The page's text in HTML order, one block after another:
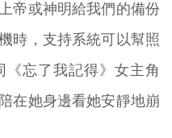
帝或神明給我們的備份
時，支持系統可以幫照
忘了我記得》女主角
在她身邊看她安靜地崩